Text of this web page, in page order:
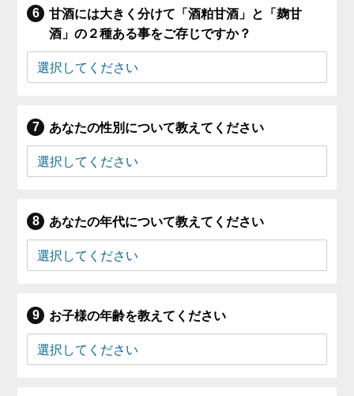
甘酒には大きく分けて「酒粕甘酒」と「麹甘
酒」の２種ある事をご存じですか？
あなたの性別について教えてください
あなたの年代について教えてください
お子様の年齢を教えてください